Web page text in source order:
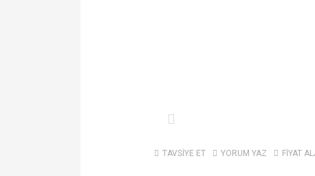
TAVSİYE ET YORUM YAZ FİYAT